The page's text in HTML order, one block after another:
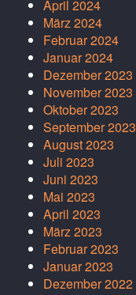
April 2024
März 2024
Februar 2024
Januar 2024
Dezember 2023
November 2023
Oktober 2023
September 2023
August 2023
Juli 2023
Juni 2023
Mai 2023
April 2023
März 2023
Februar 2023
Januar 2023
Dezember 2022